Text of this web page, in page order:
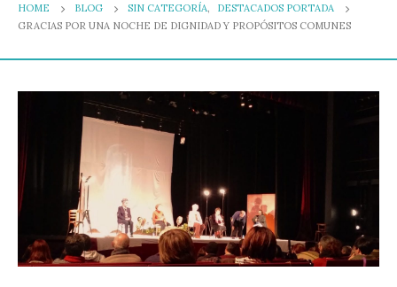
HOME BLOG SIN CATEGORÍA,
DESTACADOS PORTADA
GRACIAS POR UNA NOCHE DE DIGNIDAD Y PROPÓSITOS COMUNES